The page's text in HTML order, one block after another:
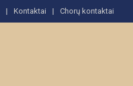
Kontaktai Chorų kontaktai